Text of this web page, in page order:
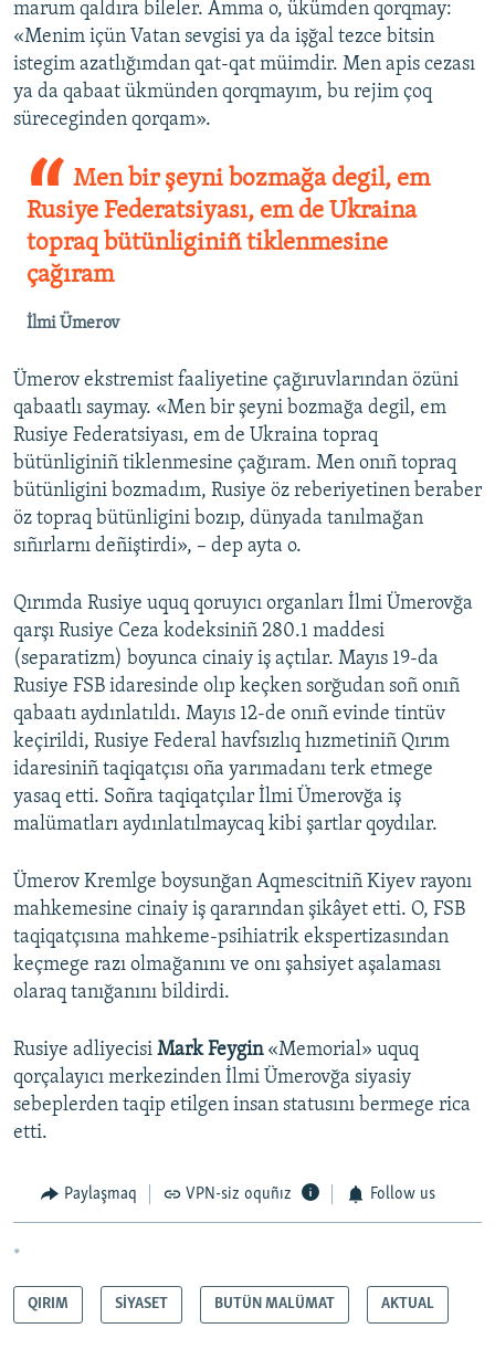
marum qaldıra bileler. Amma o, ükümden qorqmay:
«Menim içün Vatan sevgisi ya da işğal tezce bitsin
istegim azatlığımdan qat-qat müimdir. Men apis cezası
ya da qabaat ükmünden qorqmayım, bu rejim çoq
süreceginden qorqam».
Men bir şeyni bozmağa degil, em
Rusiye Federatsiyası, em de Ukraina
topraq bütünliginiñ tiklenmesine
çağıram
İlmi Ümerov
Ümerov ekstremist faaliyetine çağıruvlarından özüni
qabaatlı saymay. «Men bir şeyni bozmağa degil, em
Rusiye Federatsiyası, em de Ukraina topraq
bütünliginiñ tiklenmesine çağıram. Men onıñ topraq
bütünligini bozmadım, Rusiye öz reberiyetinen beraber
öz topraq bütünligini bozıp, dünyada tanılmağan
sıñırlarnı deñiştirdi», – dep ayta o.
Qırımda Rusiye uquq qoruyıcı organları İlmi Ümerovğa
qarşı Rusiye Ceza kodeksiniñ 280.1 maddesi
(separatizm) boyunca cinaiy iş açtılar. Mayıs 19-da
Rusiye FSB idaresinde olıp keçken sorğudan soñ onıñ
qabaatı aydınlatıldı. Mayıs 12-de onıñ evinde tintüv
keçirildi, Rusiye Federal havfsızlıq hızmetiniñ Qırım
idaresiniñ taqiqatçısı oña yarımadanı terk etmege
yasaq etti. Soñra taqiqatçılar İlmi Ümerovğa iş
malümatları aydınlatılmaycaq kibi şartlar qoydılar.
Ümerov Kremlge boysunğan Aqmescitniñ Kiyev rayonı
mahkemesine cinaiy iş qararından şikâyet etti. O, FSB
taqiqatçısına mahkeme-psihiatrik ekspertizasından
keçmege razı olmağanını ve onı şahsiyet aşalaması
olaraq tanığanını bildirdi.
Rusiye adliyecisi Mark Feygin«Memorial» uquq
qorçalayıcı merkezinden İlmi Ümerovğa siyasiy
sebeplerden taqip etilgen insan statusını bermege rica
etti.
Paylaşmaq VPN-siz oquñız Follow us
*
QIRIM SİYASET BUTÜN MALÜMAT AKTUAL